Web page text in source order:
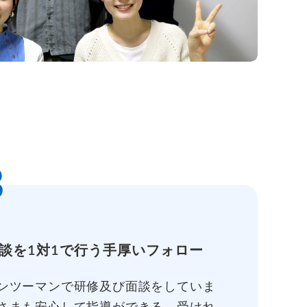
を1対1で行う手厚いフォロー
ツーマンで研修及び面談をしていま